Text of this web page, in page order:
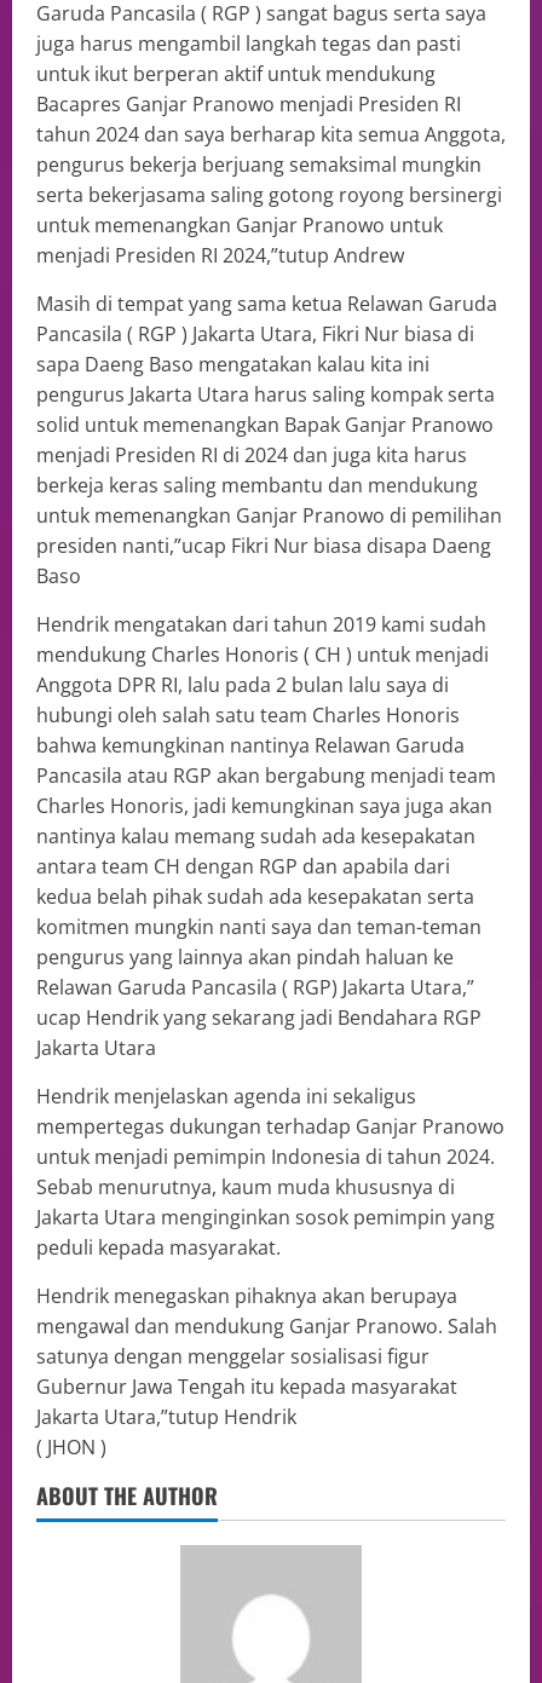
Garuda Pancasila ( RGP ) sangat bagus serta saya
juga harus mengambil langkah tegas dan pasti
untuk ikut berperan aktif untuk mendukung
Bacapres Ganjar Pranowo menjadi Presiden RI
tahun 2024 dan saya berharap kita semua Anggota,
pengurus bekerja berjuang semaksimal mungkin
serta bekerjasama saling gotong royong bersinergi
untuk memenangkan Ganjar Pranowo untuk
menjadi Presiden RI 2024,”tutup Andrew
Masih di tempat yang sama ketua Relawan Garuda
Pancasila ( RGP ) Jakarta Utara, Fikri Nur biasa di
sapa Daeng Baso mengatakan kalau kita ini
pengurus Jakarta Utara harus saling kompak serta
solid untuk memenangkan Bapak Ganjar Pranowo
menjadi Presiden RI di 2024 dan juga kita harus
berkeja keras saling membantu dan mendukung
untuk memenangkan Ganjar Pranowo di pemilihan
presiden nanti,”ucap Fikri Nur biasa disapa Daeng
Baso
Hendrik mengatakan dari tahun 2019 kami sudah
mendukung Charles Honoris ( CH ) untuk menjadi
Anggota DPR RI, lalu pada 2 bulan lalu saya di
hubungi oleh salah satu team Charles Honoris
bahwa kemungkinan nantinya Relawan Garuda
Pancasila atau RGP akan bergabung menjadi team
Charles Honoris, jadi kemungkinan saya juga akan
nantinya kalau memang sudah ada kesepakatan
antara team CH dengan RGP dan apabila dari
kedua belah pihak sudah ada kesepakatan serta
komitmen mungkin nanti saya dan teman-teman
pengurus yang lainnya akan pindah haluan ke
Relawan Garuda Pancasila ( RGP) Jakarta Utara,”
ucap Hendrik yang sekarang jadi Bendahara RGP
Jakarta Utara
Hendrik menjelaskan agenda ini sekaligus
mempertegas dukungan terhadap Ganjar Pranowo
untuk menjadi pemimpin Indonesia di tahun 2024.
Sebab menurutnya, kaum muda khususnya di
Jakarta Utara menginginkan sosok pemimpin yang
peduli kepada masyarakat.
Hendrik menegaskan pihaknya akan berupaya
mengawal dan mendukung Ganjar Pranowo. Salah
satunya dengan menggelar sosialisasi figur
Gubernur Jawa Tengah itu kepada masyarakat
Jakarta Utara,”tutup Hendrik
( JHON )
ABOUT THE AUTHOR